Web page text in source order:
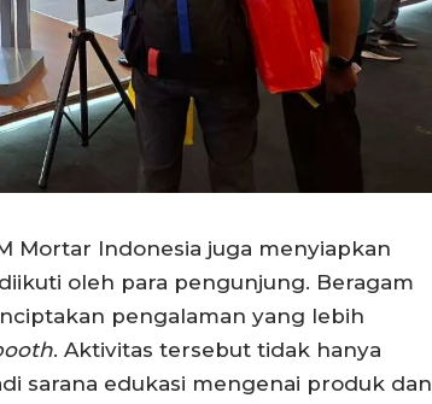
Mortar Indonesia juga menyiapkan
oleh para pengunjung. Beragam
pengalaman yang lebih
. Aktivitas tersebut tidak hanya
sarana edukasi mengenai produk dan